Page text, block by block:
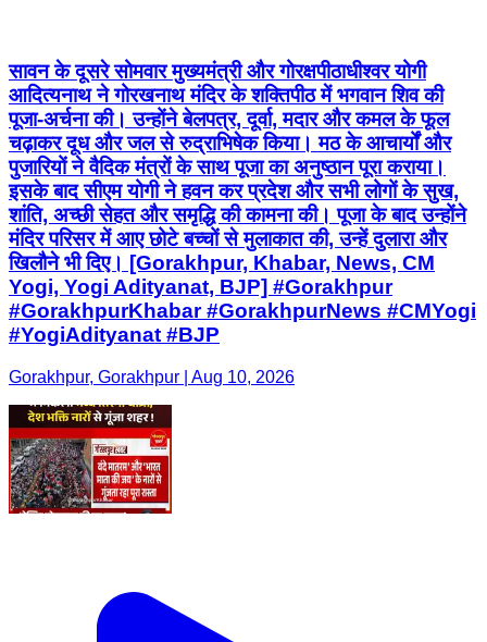
सावन के दूसरे सोमवार मुख्यमंत्री और गोरक्षपीठाधीश्वर योगी
आदित्यनाथ ने गोरखनाथ मंदिर के शक्तिपीठ में भगवान शिव की
पूजा-अर्चना की। उन्होंने बेलपत्र, दूर्वा, मदार और कमल के फूल
चढ़ाकर दूध और जल से रुद्राभिषेक किया। मठ के आचार्यों और
पुजारियों ने वैदिक मंत्रों के साथ पूजा का अनुष्ठान पूरा कराया।
इसके बाद सीएम योगी ने हवन कर प्रदेश और सभी लोगों के सुख,
शांति, अच्छी सेहत और समृद्धि की कामना की। पूजा के बाद उन्होंने
मंदिर परिसर में आए छोटे बच्चों से मुलाकात की, उन्हें दुलारा और
खिलौने भी दिए। [Gorakhpur, Khabar, News, CM
Yogi, Yogi Adityanat, BJP] #Gorakhpur
#GorakhpurKhabar #GorakhpurNews #CMYogi
#YogiAdityanat #BJP
Gorakhpur, Gorakhpur | Aug 10, 2026